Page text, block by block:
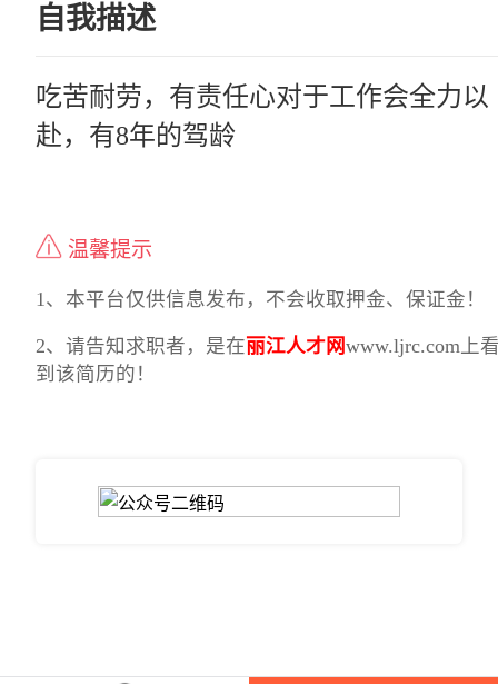
自我描述
吃苦耐劳，有责任心对于工作会全力以
赴，有8年的驾龄
温馨提示
1、本平台仅供信息发布，不会收取押金、保证金！
2、请告知求职者，是在丽江人才网www.ljrc.com上
到该简历的！